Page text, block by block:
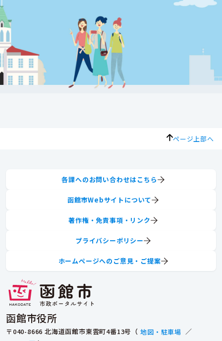
ページ上部へ
函館市役所
〒040-8666 北海道函館市東雲町4番13号（ 地図・駐車場 ／
各課へのお問い合わせはこちら
函館市Webサイトについて
著作権・免責事項・リンク
プライバシーポリシー
ホームページへのご意見・ご提案